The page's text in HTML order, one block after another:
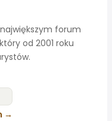
forum
od 2001 roku